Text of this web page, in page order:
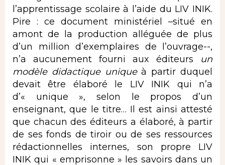
l’apprentissage scolaire à l’aide du LIV INIK.
Pire : ce document ministériel –situé en
amont de la production alléguée de plus
d’un million d’exemplaires de l’ouvrage--,
n’a aucunement fourni aux éditeurs un
modèle didactique uniqueà partir duquel
devait être élaboré le LIV INIK qui n’a
d’« unique », selon le propos d’un
enseignant, que le titre… Il est ainsi attesté
que chacun des éditeurs a élaboré, à partir
de ses fonds de tiroir ou de ses ressources
rédactionnelles internes, son propre LIV
INIK qui « emprisonne » les savoirs dans un